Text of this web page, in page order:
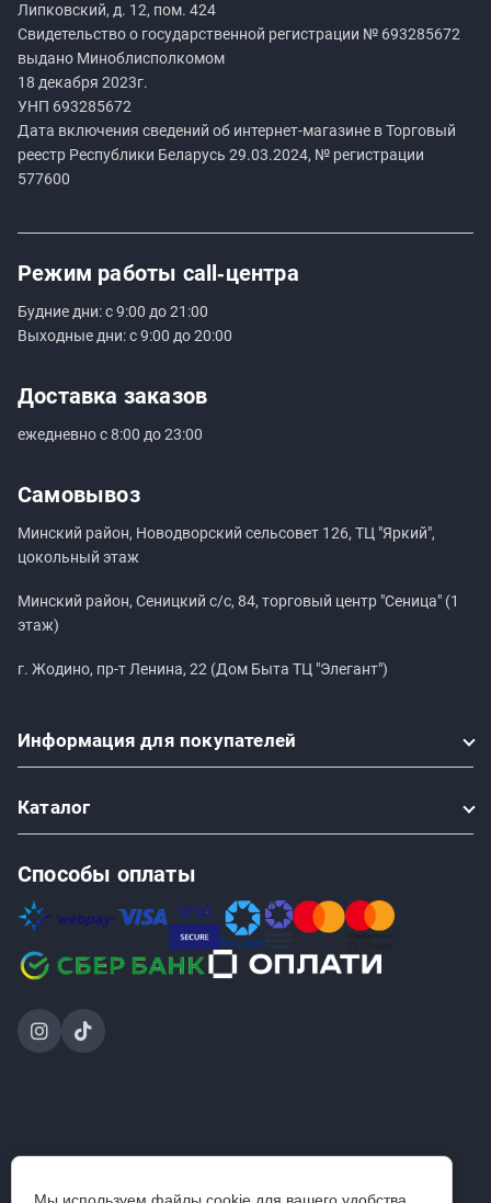
Липковский, д. 12, пом. 424
Свидетельство о государственной регистрации № 693285672
выдано Миноблисполкомом
18 декабря 2023г.
УНП 693285672
Дата включения сведений об интернет-магазине в Торговый
реестр Республики Беларусь 29.03.2024, № регистрации
577600
Режим работы call‑центра
Будние дни: с 9:00 до 21:00
Выходные дни: с 9:00 до 20:00
Доставка заказов
ежедневно с 8:00 до 23:00
Самовывоз
Минский район, Новодворский сельсовет 126, ТЦ "Яркий",
цокольный этаж
Минский район, Сеницкий с/с, 84, торговый центр "Сеница" (1
этаж)
г. Жодино, пр-т Ленина, 22 (Дом Быта ТЦ "Элегант")
Информация для покупателей
Каталог
Способы оплаты